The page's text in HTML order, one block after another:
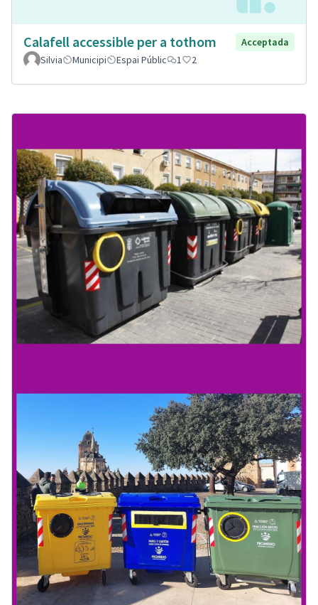
Calafell accessible per a tothom
Acceptada
Silvia
Municipi Espai Públic 1 2